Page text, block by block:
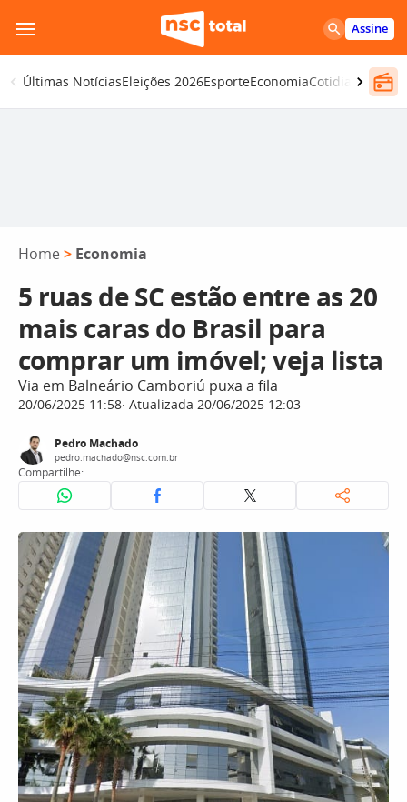
para
o
conteúdo
Assine
Últimas NotíciasEleições 2026EsporteEconomiaCotidiano
Home > Economia
5 ruas de SC estão entre as 20
mais caras do Brasil para
comprar um imóvel; veja lista
Via em Balneário Camboriú puxa a fila
20/06/2025 11:58 Atualizada 20/06/2025 12:03
Pedro Machado
pedro.machado@nsc.com.br
Compartilhe: